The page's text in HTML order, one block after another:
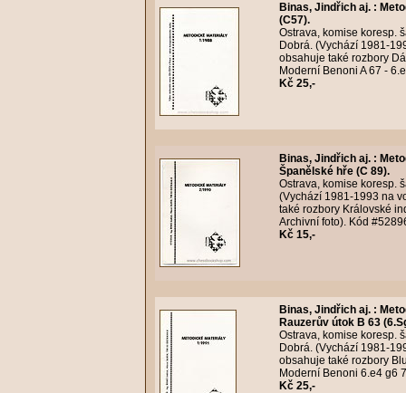
Binas, Jindřich aj. :
(C57).
Ostrava, komise koresp.
Dobrá. (Vychází 1981-
obsahuje také rozbory
Moderní Benoni A 67 -
Kč 25,-
Binas, Jindřich aj. :
Španělské hře (C 89).
Ostrava, komise koresp.
(Vychází 1981-1993 na
také rozbory Královské
Archivní foto). Kód
Kč 15,-
Binas, Jindřich aj. :
Rauzerův útok B 63
Ostrava, komise koresp.
Dobrá. (Vychází 1981-
obsahuje také rozbory
Moderní Benoni 6.e4 g6
Kč 25,-